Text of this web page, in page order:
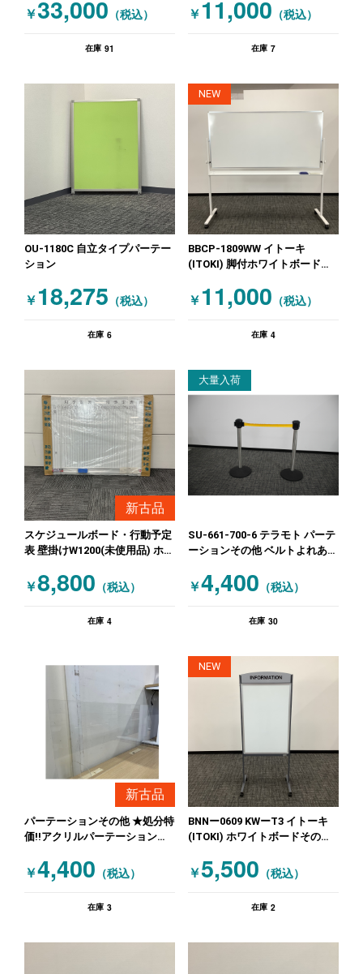
ーテーションセット 1人用 幅
1600 高さ1300 ポジットシリー
￥33,000 （税込）
在庫 91
￥ 11,000 （税込）
在庫 7
OU-1180C 自立タイプパーテー
ション
￥ 18,275 （税込）
在庫 6
NEW
BBCP-1809WW イトーキ
(ITOKI) 脚付ホワイトボード
￥ 11,000 （税込）
在庫 4
新古品
スケジュールボード・行動予定
表 壁掛けW1200(未使用品) ホワ
￥8,800 （税込）
在庫 4
大量入荷
SU-661-700-6 テラモト パーテ
ーションその他 ベルトよれあり
￥4,400 （税込）
在庫 30
新古品
パーテーションその他 ★処分特
価!!アクリルパーテーション
￥4,400 （税込）
在庫 3
NEW
BNNー0609 KWーT3 イトーキ
(ITOKI) ホワイトボードその他
ーションボード キャスター付
グレー ホワイト
￥5,500 （税込）
在庫 2